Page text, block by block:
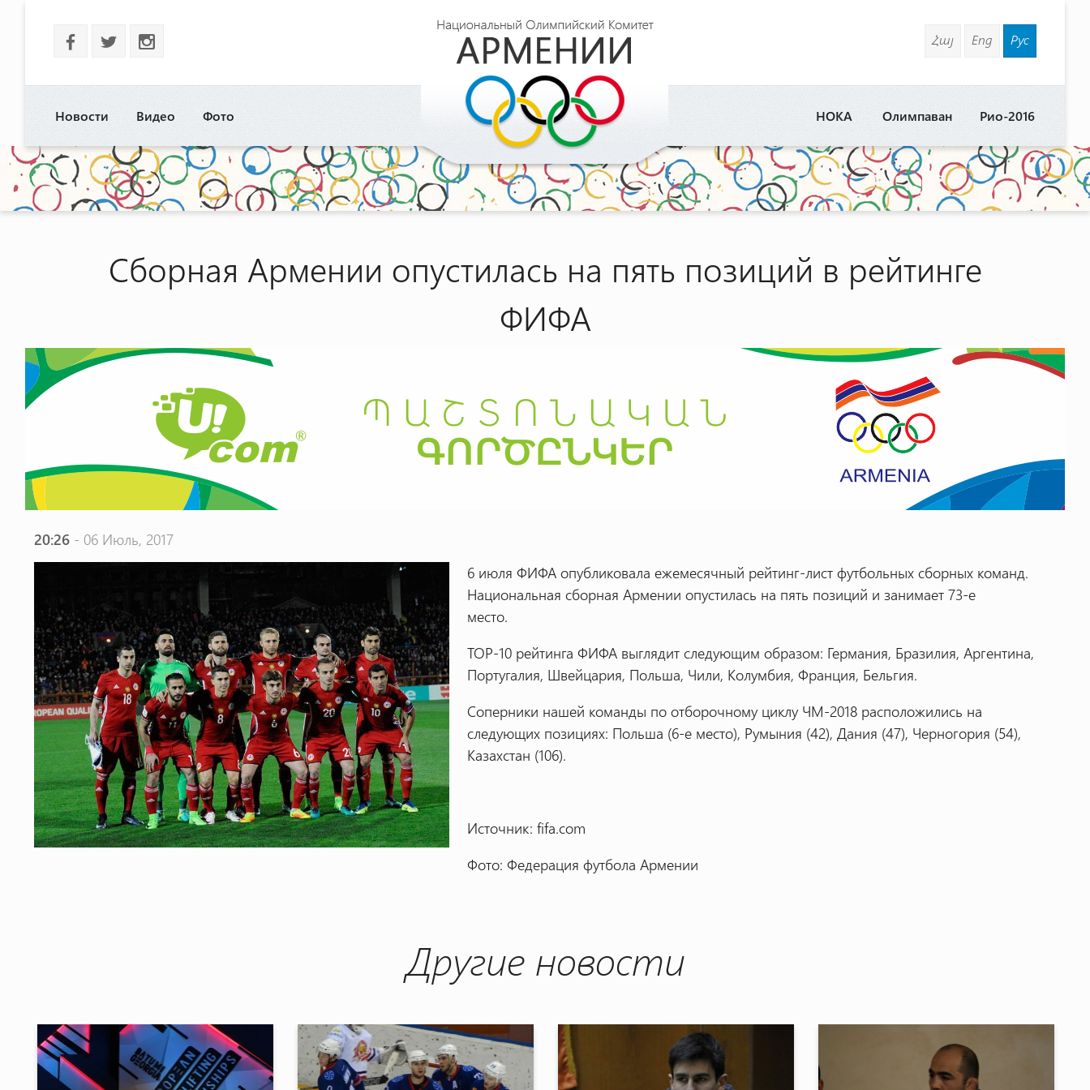
b a x Հայ Eng Рус
Новости Видео Фото Рио-2016
Олимпаван
НОКА
Сборная Армении опустилась на пять позиций в рейтинге
ФИФА
20:26 - 06 Июль, 2017
6 июля ФИФА опубликовала ежемесячный рейтинг-лист футбольных сборных команд.
Национальная сборная Армении опустилась на пять позиций и занимает 73-е
место.
TOP-10 рейтинга ФИФА выглядит следующим образом: Германия, Бразилия, Аргентина,
Португалия, Швейцария, Польша, Чили, Колумбия, Франция, Бельгия.
Соперники нашей команды по отборочному циклу ЧМ-2018 расположились на
следующих позициях: Польша (6-е место), Румыния (42), Дания (47), Черногория (54),
Казахстан (106).
Источник: fifa.com
Фото: Федерация футбола Армении
Другие новости